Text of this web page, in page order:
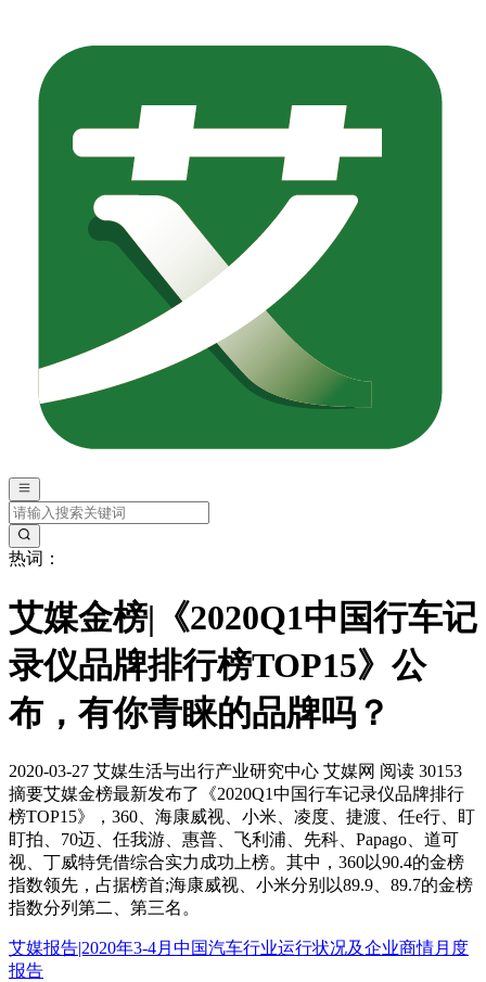
热词：
艾媒金榜|《2020Q1中国行车记
录仪品牌排行榜TOP15》公
布，有你青睐的品牌吗？
2020-03-27 艾媒生活与出行产业研究中心 艾媒网 阅读 30153
摘要艾媒金榜最新发布了《2020Q1中国行车记录仪品牌排行
榜TOP15》，360、海康威视、小米、凌度、捷渡、任e行、盯
盯拍、70迈、任我游、惠普、飞利浦、先科、Papago、道可
视、丁威特凭借综合实力成功上榜。其中，360以90.4的金榜
指数领先，占据榜首;海康威视、小米分别以89.9、89.7的金榜
指数分列第二、第三名。
艾媒报告|2020年3-4月中国汽车行业运行状况及企业商情月度
报告